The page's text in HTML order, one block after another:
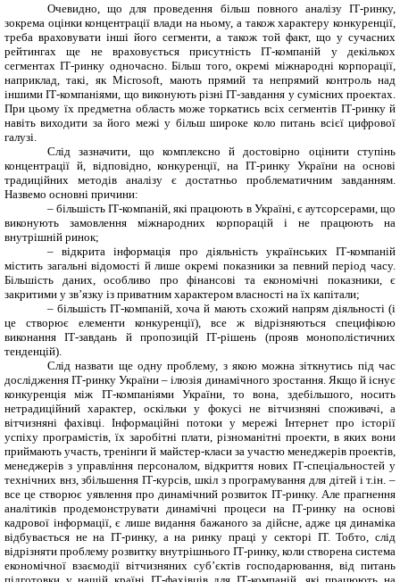
Очевидно, що для проведення більш повного аналізу ІТ-ринку,
зокрема оцінки концентрації влади на ньому, а також характеру конкуренції,
треба враховувати інші його сегменти, а також той факт, що у сучасних
рейтингах ще не враховується присутність ІТ-компаній у декількох
сегментах ІТ-ринку одночасно. Більш того, окремі міжнародні корпорації,
наприклад, такі, якMicrosoft , мають прямий та непрямий контроль над
іншими ІТ-компаніями, що виконують різні ІТ-завдання у сумісних проектах.
При цьому їх предметна область може торкатись всіх сегментів ІТ-ринку й
навіть виходити за його межі у більш широке коло питань всієї цифрової
галузі.
Слід зазначити, що комплексно й достовірно оцінити ступінь
концентрації й, відповідно, конкуренції, на ІТ-ринку України на основі
традиційних методів аналізу є достатньо проблематичним завданням.
Назвемо основні причини:
– більшість ІТ-компаній, які працюють в Україні, є аутсорсерами, що
виконують замовлення міжнародних корпорацій і не працюють на
внутрішній ринок;
–
відкрита інформація про діяльність українських ІТ-компаній
містить загальні відомості й лише окремі показники за певний період часу.
Більшість даних, особливо про фінансові та економічні показники, є
закритими у зв’язку із приватним характером власності на їх капітали;
– більшість ІТ-компаній, хоча й мають схожий напрям діяльності (і
це створює елементи конкуренції), все ж відрізняються специфікою
виконання ІТ-завдань й пропозицій ІТ-рішень (прояв монополістичних
тенденцій).
Слід назвати ще одну проблему, з якою можна зіткнутись під час
дослідження ІТ-ринку України – ілюзія динамічного зростання. Якщо й існує
конкуренція між ІТ-компаніями України, то вона, здебільшого, носить
нетрадиційний характер, оскільки у фокусі не вітчизняні споживачі, а
вітчизняні фахівці. Інформаційні потоки у мережі Інтернет про історії
успіху програмістів, їх заробітні плати, різноманітні проекти, в яких вони
приймають участь, тренінги й майстер-класи за участю менеджерів проектів,
менеджерів з управління персоналом, відкриття нових ІТ-спеціальностей у
технічних внз, збільшення ІТ-курсів, шкіл з програмування для дітей і т.ін. –
все це створює уявлення про динамічний розвиток ІТ-ринку. Але прагнення
аналітиків продемонструвати динамічні процеси на ІТ-ринку на основі
кадрової інформації, є лише видання бажаного за дійсне, адже ця динаміка
відбувається не на ІТ-ринку, а на ринку праці у секторі ІТ. Тобто, слід
відрізняти проблему розвитку внутрішнього ІТ-ринку, коли створена система
економічної взаємодії вітчизняних суб’єктів господарювання, від питань